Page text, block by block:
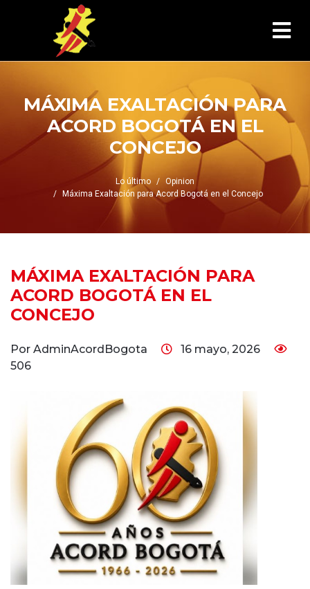
MÁXIMA EXALTACIÓN PARA
ACORD BOGOTÁ EN EL
CONCEJO
Lo último
Opinion
Máxima Exaltación para Acord Bogotá en el Concejo
MÁXIMA EXALTACIÓN PARA
ACORD BOGOTÁ EN EL
CONCEJO
Por AdminAcordBogota
16 mayo, 2026
506